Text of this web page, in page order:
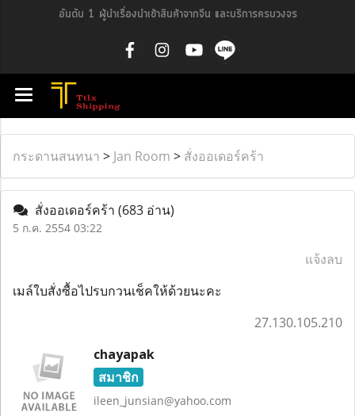
อันดับ 1 ผู้นำเรื่องนำเข้าสินค้าจากจีน และบริการครบวงจร
กระดานสนทนา > Jan Room > สั่งออเดอร์คร้า
สั่งออเดอร์คร้า (683 อ่าน)
5 ก.ค. 2554 03:22
แจ้งลบ
เมล์ใบสั่งซื้อไปรบกวนเช็คให้ด้วยนะคะ
27.130.105.210
chayapak
สมาชิก
ileen_junsian@yahoo.com